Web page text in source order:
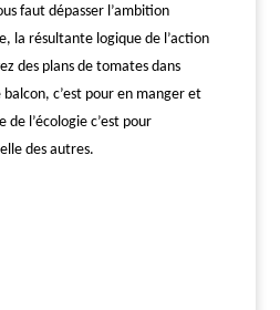
faut dépasser l’ambition
la résultante logique de l’action
des plans de tomates dans
c’est pour en manger et
de l’écologie c’est pour
des autres.